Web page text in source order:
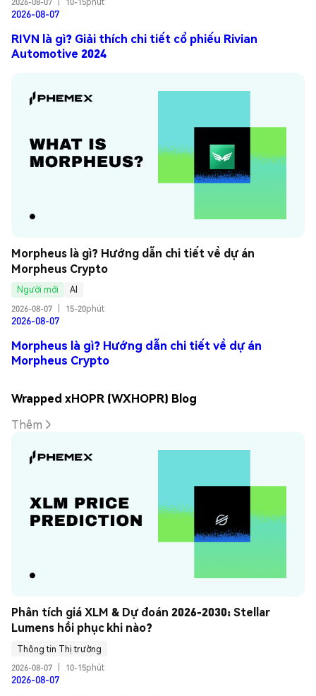
2026-08-07
RIVN là gì? Giải thích chi tiết cổ phiếu Rivian
Automotive 2024
Morpheus là gì? Hướng dẫn chi tiết về dự án
Morpheus Crypto
Người mới
AI
2026-08-07
15-20phút
2026-08-07
Morpheus là gì? Hướng dẫn chi tiết về dự án
Morpheus Crypto
Wrapped xHOPR (WXHOPR) Blog
Thêm
Phân tích giá XLM & Dự đoán 2026-2030: Stellar
Lumens hồi phục khi nào?
Thông tin Thị trường
2026-08-07
10-15phút
2026-08-07